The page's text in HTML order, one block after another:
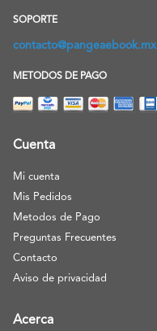
SOPORTE
contacto@pangeaebook.mx
METODOS DE PAGO
Cuenta
Mi cuenta
Mis Pedidos
Metodos de Pago
Preguntas Frecuentes
Contacto
Aviso de privacidad
Acerca